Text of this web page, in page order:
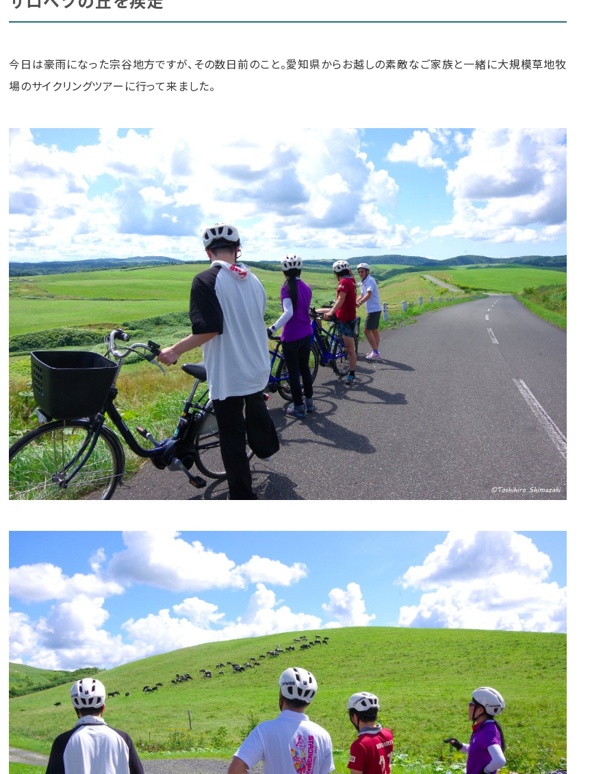
今日は豪雨になった宗谷地方ですが、その数日前のこと。愛知県からお越しの素敵なご家族と一緒に大規模草地牧
場のサイクリングツアーに行って来ました。